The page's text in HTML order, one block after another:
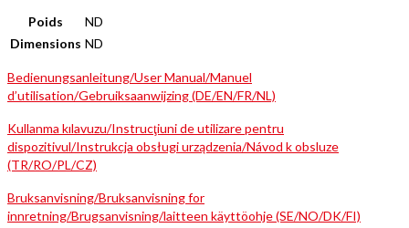
Poids
ND
Dimensions ND
Bedienungsanleitung/User Manual/Manuel
d’utilisation/Gebruiksaanwijzing (DE/EN/FR/NL)
Kullanma kılavuzu/Instrucţiuni de utilizare pentru
dispozitivul/Instrukcja obsługi urządzenia/Návod k obsluze
(TR/RO/PL/CZ)
Bruksanvisning/Bruksanvisning for
innretning/Brugsanvisning/laitteen käyttöohje (SE/NO/DK/FI)